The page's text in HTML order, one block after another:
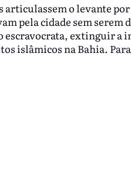
o levante
pela cidade sem serem
extinguir a
islâmicos na Bahia.